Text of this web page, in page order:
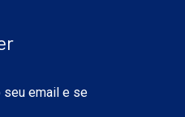
seu email e se